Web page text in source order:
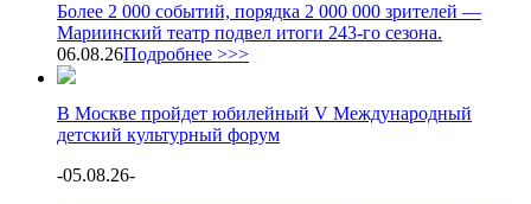
Более 2 000 событий, порядка 2 000 000 зрителей —
Мариинский театр подвел итоги 243-го сезона.
06.08.26Подробнее >>>
В Москве пройдет юбилейный V Международный
детский культурный форум
-05.08.26-